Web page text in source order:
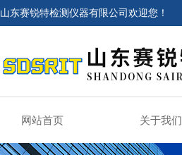
山东赛锐特检测仪器有限公司欢迎您！
网站首页 关于我们